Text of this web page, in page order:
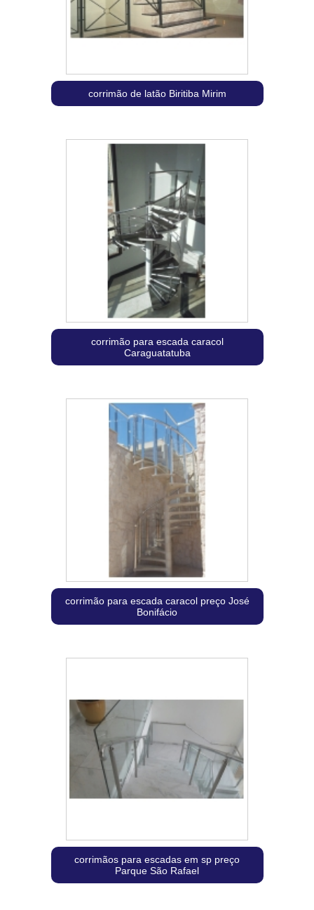
corrimão de latão Biritiba Mirim
corrimão para escada caracol
Caraguatatuba
corrimão para escada caracol preço José
Bonifácio
corrimãos para escadas em sp preço
Parque São Rafael